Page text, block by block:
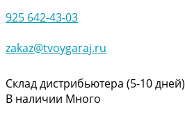
925 642-43-03
zakaz@tvoygaraj.ru
Склад дистрибьютера (5-10 дней)
В наличии Много